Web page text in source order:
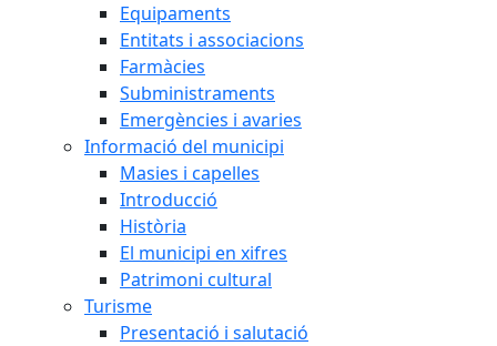
Equipaments
Entitats i associacions
Farmàcies
Subministraments
Emergències i avaries
Informació del municipi
Masies i capelles
Introducció
Història
El municipi en xifres
Patrimoni cultural
Turisme
Presentació i salutació